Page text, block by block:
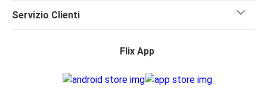
Servizio Clienti
Flix App